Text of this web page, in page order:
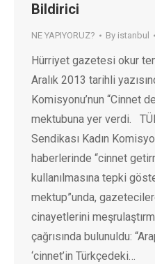
Bildirici
NE YAPIYORUZ? By istanbul
Hürriyet gazetesi okur
Aralık 2013 tarihli
Komisyonu’nun “Cinnet
mektubuna yer verdi.
Sendikası Kadın
haberlerinde “cinnet
kullanılmasına tepki
mektup”unda,
cinayetlerini
çağrısında bulunuldu:
‘cinnet’in Türkçedeki…